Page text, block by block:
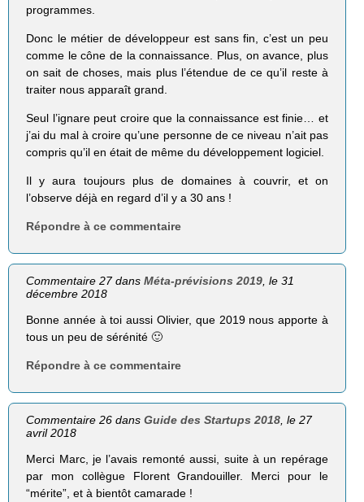
programmes.
Donc le métier de développeur est sans fin, c’est un peu
comme le cône de la connaissance. Plus, on avance, plus
on sait de choses, mais plus l’étendue de ce qu’il reste à
traiter nous apparaît grand.
Seul l’ignare peut croire que la connaissance est finie… et
j’ai du mal à croire qu’une personne de ce niveau n’ait pas
compris qu’il en était de même du développement logiciel.
Il y aura toujours plus de domaines à couvrir, et on
l’observe déjà en regard d’il y a 30 ans !
Répondre à ce commentaire
Commentaire 27 dansMéta-prévisions 2019 , le 31
décembre 2018
Bonne année à toi aussi Olivier, que 2019 nous apporte à
tous un peu de sérénité 🙂
Répondre à ce commentaire
Commentaire 26 dansGuide des Startups 2018, le 27
avril 2018
Merci Marc, je l’avais remonté aussi, suite à un repérage
par mon collègue Florent Grandouiller. Merci pour le
“mérite”, et à bientôt camarade !